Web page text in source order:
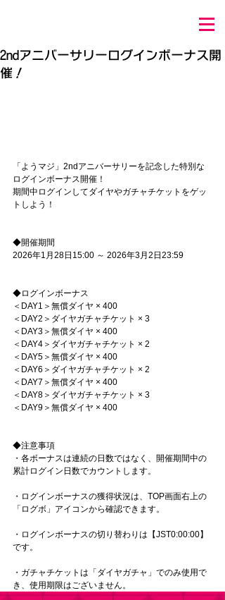
2ndアニバーサリーログインボーナス開
催！
「ようマジ」2ndアニバーサリーを記念した特別な
ログインボーナス開催！
期間中ログインしてダイヤやガチャチケットをゲッ
トしよう！
◆開催期間
2026年1月28日15:00 ～ 2026年3月2日23:59
◆ログインボーナス
＜DAY1＞無償ダイヤ × 400
＜DAY2＞ダイヤガチャチケット × 3
＜DAY3＞無償ダイヤ × 400
＜DAY4＞ダイヤガチャチケット × 2
＜DAY5＞無償ダイヤ × 400
＜DAY6＞ダイヤガチャチケット × 2
＜DAY7＞無償ダイヤ × 400
＜DAY8＞ダイヤガチャチケット × 3
＜DAY9＞無償ダイヤ × 400
◆注意事項
・各ボーナスは連続の日数ではなく、開催期間中の
累計ログイン日数でカウントします。
・ログインボーナスの獲得状況は、TOP画面右上の
「ログボ」アイコンから確認できます。
・ログインボーナスの切り替わりは【JST0:00:00】
です。
・ガチャチケットは「ダイヤガチャ」でのみ使用で
き、使用期限はございません。